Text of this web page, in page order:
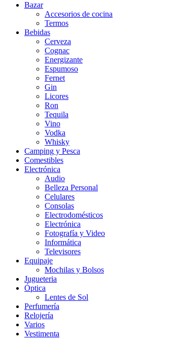
Bazar
Accesorios de cocina
Termos
Bebidas
Cerveza
Cognac
Energizante
Espumoso
Fernet
Gin
Licores
Ron
Tequila
Vino
Vodka
Whisky
Camping y Pesca
Comestibles
Electrónica
Audio
Belleza Personal
Celulares
Consolas
Electrodomésticos
Electrónica
Fotografía y Video
Informática
Televisores
Equipaje
Mochilas y Bolsos
Jugueteria
Óptica
Lentes de Sol
Perfumería
Relojería
Varios
Vestimenta